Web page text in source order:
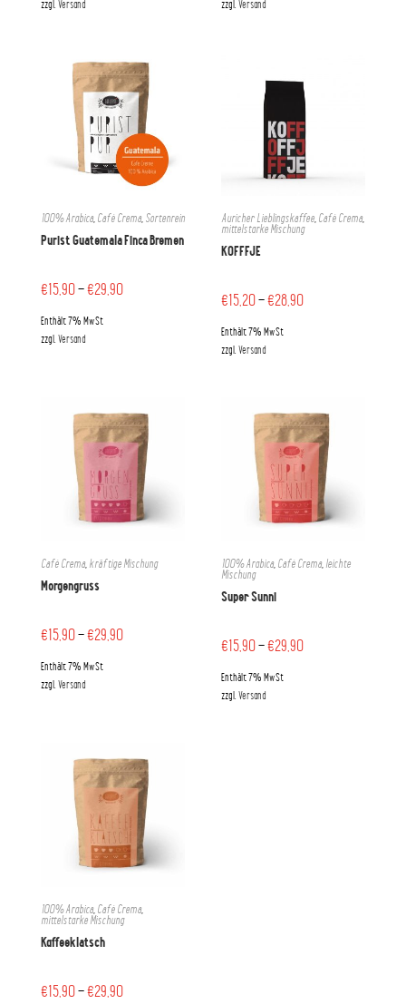
zzgl. Versand
zzgl. Versand
100% Arabica, Café Crema, Sortenrein
Purist Guatemala Finca Bremen
€15,90–€29,90
Enthält 7% MwSt
zzgl. Versand
Auricher Lieblingskaffee, Café Crema,
mittelstarke Mischung
KOFFFJE
€15,20–€28,90
Enthält 7% MwSt
zzgl. Versand
Café Crema, kräftige Mischung
Morgengruss
€15,90–€29,90
Enthält 7% MwSt
zzgl. Versand
100% Arabica, Café Crema, leichte
Mischung
Super Sunni
€15,90–€29,90
Enthält 7% MwSt
zzgl. Versand
100% Arabica, Café Crema,
mittelstarke Mischung
Kaffeeklatsch
€15,90–€29,90